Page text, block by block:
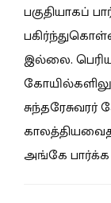
பகுதியாகப்
இல்லை.
அங்கே பார்க்க